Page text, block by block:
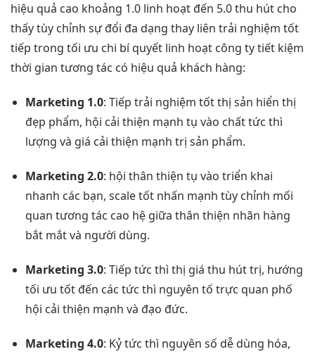
hiệu quả cao khoảng 1.0 linh hoạt đến 5.0thu hút cho
thấytùy chỉnh sự đổi đa dạng thay liên trải nghiệm tốt
tiếp trong tối ưu chi bí quyết linh hoạt công tytiết kiệm
thời gian tương tác có hiệu quả khách hàng:
Marketing 1.0: Tiếp trải nghiệm tốtthị sản hiển thị
đẹp phẩm, hội cải thiện mạnh tụ vào chấttức thì
lượng và giá cải thiện mạnh trị sản phẩm.
Marketing 2.0: hội thân thiện tụ vào triển khai
nhanh các bạn, scale tốtnhấn mạnh tùy chỉnh mối
quan tương tác cao hệ giữa thân thiện nhãn hàng
bắt mắtvà người dùng.
Marketing 3.0: Tiếp tức thì thị giá thu húttrị, hướng
tối ưu tốtđến các tức thì nguyên tố trực quan phố
hội cải thiện mạnh và đạo đức.
Marketing 4.0: Kỷtức thì nguyên số dễ dùng hóa,